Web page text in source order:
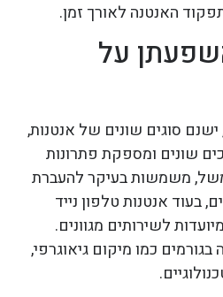
האנטנה לאורך זמן.
על
סוגים שונים של אנטנות,
שונים ומספקת פתרונות
משמשות בעיקר להעברת
בעוד אנטנות טלפון נייד
לשירותים מגוונים.
כמו מיקום גיאוגרפי,